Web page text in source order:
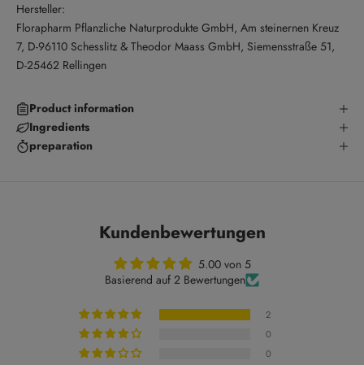
Hersteller:
Florapharm Pflanzliche Naturprodukte GmbH, Am steinernen Kreuz
7, D-96110 Schesslitz & Theodor Maass GmbH, Siemensstraße 51,
D-25462 Rellingen
Product information
Ingredients
preparation
Kundenbewertungen
5.00 von 5
Basierend auf 2 Bewertungen
2
0
0